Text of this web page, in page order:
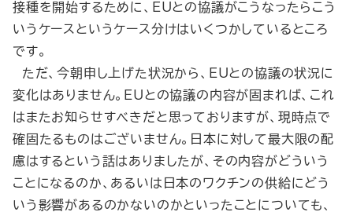
接種を開始するために、EUとの協議がこうなったらこう
いうケースというケース分けはいくつかしているところ
です。
ただ、今朝申し上げた状況から、EUとの協議の状況に
変化はありません。EUとの協議の内容が固まれば、これ
はまたお知らせすべきだと思っておりますが、現時点で
確固たるものはございません。日本に対して最大限の配
慮はするという話はありましたが、その内容がどういう
ことになるのか、あるいは日本のワクチンの供給にどう
いう影響があるのかないのかといったことについても、